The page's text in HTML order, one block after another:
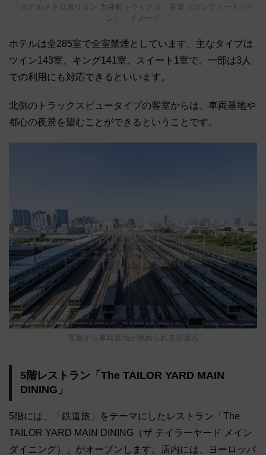
「ホテルメトロポリタン 大井町トラックス」客室（コンフォートツイ
ン） イメージ
ホテルは全285室で全室禁煙としています。主なタイプは
ツイン143室、キング141室、スイート1室で、一部は3人
での利用にも対応できるといいます。
北側のトラックスビュータイプの客室からは、車両基地や
都心の夜景を望むことができるということです。
客室から車両基地が眺められる部屋も
5階レストラン「The TAILOR YARD MAIN
DINING」
5階には、「鉄道旅」をテーマにしたレストラン「The
TAILOR YARD MAIN DINING（ザ テイラーヤード メイン
ダイニング）」がオープンします。店内には、ヨーロッパ